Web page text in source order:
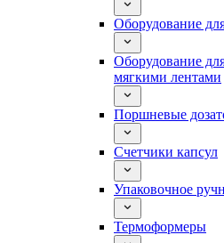
Оборудование
Оборудование
мягкими лентами
Поршневые
Счетчики капсул
Упаковочное
Термоформеры